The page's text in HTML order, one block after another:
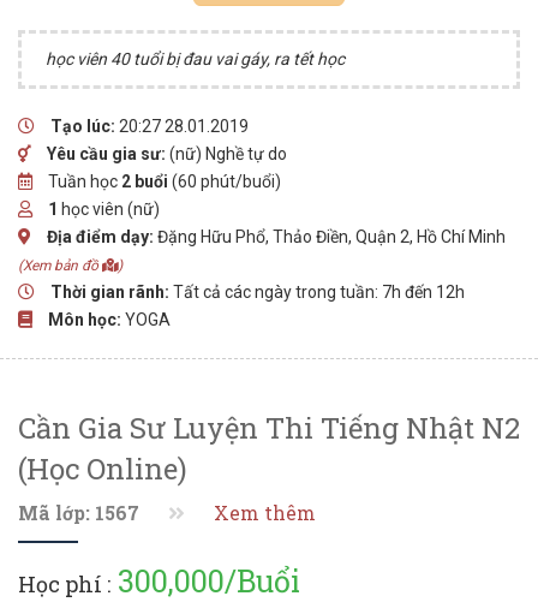
học viên 40 tuổi bị đau vai gáy, ra tết học
Tạo lúc: 20:27 28.01.2019
Yêu cầu gia sư: (nữ) Nghề tự do
Tuần học 2 buổi (60 phút/buổi)
1 học viên (nữ)
Địa điểm dạy: Đặng Hữu Phổ, Thảo Điền, Quận 2, Hồ Chí Minh
(Xem bản đồ )
Thời gian rãnh: Tất cả các ngày trong tuần: 7h đến 12h
Môn học: YOGA
Cần Gia Sư Luyện Thi Tiếng Nhật N2
(học Online)
Mã lớp: 1567 Xem thêm
Học phí : 300,000/Buổi